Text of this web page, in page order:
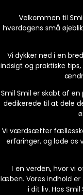
Velkommen til
hverdagens små
Vi dykker ned i en
indsigt og praktiske
Smil Smil er skabt af
dedikerede til at dele
Vi værdsætter
erfaringer, og lade os
I en verden, hvor vi
læben. Vores indhold
i dit liv. Hos